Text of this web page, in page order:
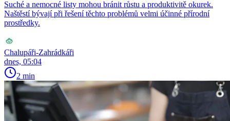
Suché a nemocné listy mohou bránit růstu a produktivitě okurek.
Naštěstí bývají při řešení těchto problémů velmi účinné přírodní
prostředky.
Chalupáři-Zahrádkáři
dnes, 05:04
2 min